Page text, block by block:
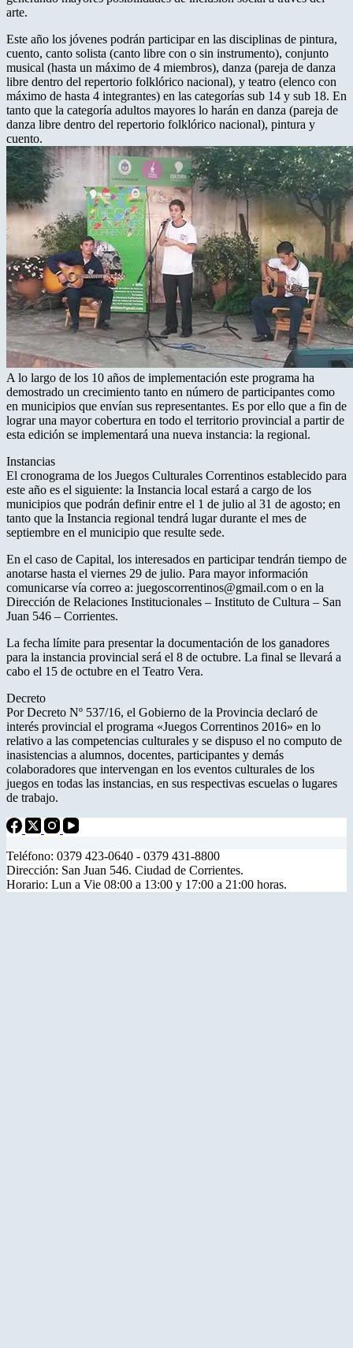
arte.
Este año los jóvenes podrán participar en las disciplinas de pintura,
cuento, canto solista (canto libre con o sin instrumento), conjunto
musical (hasta un máximo de 4 miembros), danza (pareja de danza
libre dentro del repertorio folklórico nacional), y teatro (elenco con
máximo de hasta 4 integrantes) en las categorías sub 14 y sub 18. En
tanto que la categoría adultos mayores lo harán en danza (pareja de
danza libre dentro del repertorio folklórico nacional), pintura y
cuento.
A lo largo de los 10 años de implementación este programa ha
demostrado un crecimiento tanto en número de participantes como
en municipios que envían sus representantes. Es por ello que a fin de
lograr una mayor cobertura en todo el territorio provincial a partir de
esta edición se implementará una nueva instancia: la regional.
Instancias
El cronograma de los Juegos Culturales Correntinos establecido para
este año es el siguiente: la Instancia local estará a cargo de los
municipios que podrán definir entre el 1 de julio al 31 de agosto; en
tanto que la Instancia regional tendrá lugar durante el mes de
septiembre en el municipio que resulte sede.
En el caso de Capital, los interesados en participar tendrán tiempo de
anotarse hasta el viernes 29 de julio. Para mayor información
comunicarse vía correo a: juegoscorrentinos@gmail.com o en la
Dirección de Relaciones Institucionales – Instituto de Cultura – San
Juan 546 – Corrientes.
La fecha límite para presentar la documentación de los ganadores
para la instancia provincial será el 8 de octubre. La final se llevará a
cabo el 15 de octubre en el Teatro Vera.
Decreto
Por Decreto Nº 537/16, el Gobierno de la Provincia declaró de
interés provincial el programa «Juegos Correntinos 2016» en lo
relativo a las competencias culturales y se dispuso el no computo de
inasistencias a alumnos, docentes, participantes y demás
colaboradores que intervengan en los eventos culturales de los
juegos en todas las instancias, en sus respectivas escuelas o lugares
de trabajo.
Teléfono: 0379 423-0640 - 0379 431-8800
Dirección: San Juan 546. Ciudad de Corrientes.
Horario: Lun a Vie 08:00 a 13:00 y 17:00 a 21:00 horas.